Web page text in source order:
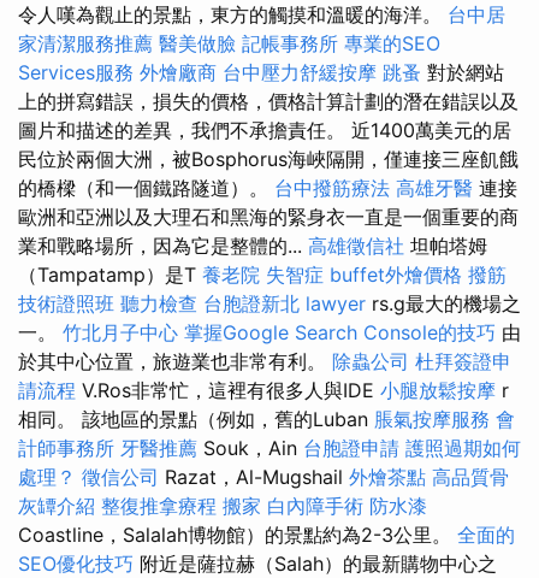
令人嘆為觀止的景點，東方的觸摸和溫暖的海洋。 台中居
家清潔服務推薦 醫美做臉 記帳事務所 專業的SEO
Services服務 外燴廠商 台中壓力舒緩按摩 跳蚤 對於網站
上的拼寫錯誤，損失的價格，價格計算計劃的潛在錯誤以及
圖片和描述的差異，我們不承擔責任。 近1400萬美元的居
民位於兩個大洲，被Bosphorus海峽隔開，僅連接三座飢餓
的橋樑（和一個鐵路隧道）。 台中撥筋療法 高雄牙醫 連接
歐洲和亞洲以及大理石和黑海的緊身衣一直是一個重要的商
業和戰略場所，因為它是整體的... 高雄徵信社 坦帕塔姆
（Tampatamp）是T 養老院 失智症 buffet外燴價格 撥筋
技術證照班 聽力檢查 台胞證新北 lawyer rs.g最大的機場之
一。 竹北月子中心 掌握Google Search Console的技巧 由
於其中心位置，旅遊業也非常有利。 除蟲公司 杜拜簽證申
請流程 V.Ros非常忙，這裡有很多人與IDE 小腿放鬆按摩 r
相同。 該地區的景點（例如，舊的Luban 脹氣按摩服務 會
計師事務所 牙醫推薦 Souk，Ain 台胞證申請 護照過期如何
處理？ 徵信公司 Razat，Al-Mugshail 外燴茶點 高品質骨
灰罈介紹 整復推拿療程 搬家 白內障手術 防水漆
Coastline，Salalah博物館）的景點約為2-3公里。 全面的
SEO優化技巧 附近是薩拉赫（Salah）的最新購物中心之